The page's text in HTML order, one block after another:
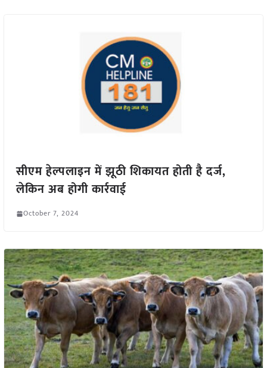
सीएम हेल्पलाइन में झूठी शिकायत होती है दर्ज,
लेकिन अब होगी कार्रवाई
October 7, 2024